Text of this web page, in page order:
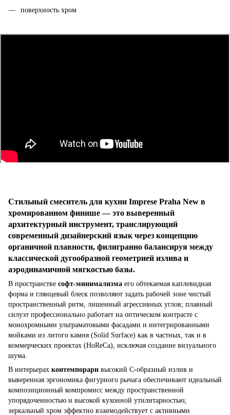
поверхность хром
Стильный смеситель для кухни Imprese Praha New в
хромированном финише — это выверенный
архитектурный инструмент, транслирующий
современный дизайнерский язык через концепцию
органичной плавности, филигранно балансируя между
классической дугообразной геометрией излива и
аэродинамичной мягкостью базы.
В пространстве софт-минимализма его обтекаемая каплевидная
форма и глянцевый блеск позволяют задать рабочей зоне чистый
пространственный ритм, лишенный агрессивных углов; плавный
силуэт профессионально работает на оптическом контрасте с
монохромными ультраматовыми фасадами и интегрированными
мойками из литого камня (Solid Surface) как в частных, так и в
коммерческих проектах (HoReCa), исключая создание визуального
шума.
В интерьерах контемпорари высокий С-образный излив и
выверенная эргономика фигурного рычага обеспечивают идеальный
композиционный компромисс между пространственной
упорядоченностью и высокой кухонной утилитарностью;
зеркальный хром эффектно взаимодействует с активными